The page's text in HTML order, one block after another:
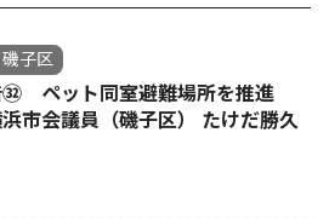
子区
㉜ ペット同室避難場所を推進
市会議員（磯子区） たけだ勝久